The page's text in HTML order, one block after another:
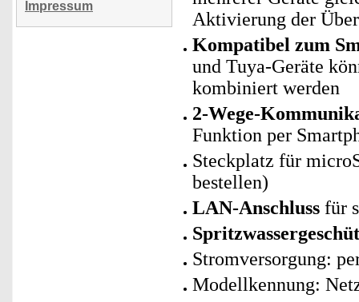
Impressum
Aktivierung der
Kompatibel zum
und Tuya-Geräte
kombiniert werden
2-Wege-
Funktion per
Steckplatz für
bestellen)
LAN-Anschluss für
Stromversorgung:
Modellkennung: